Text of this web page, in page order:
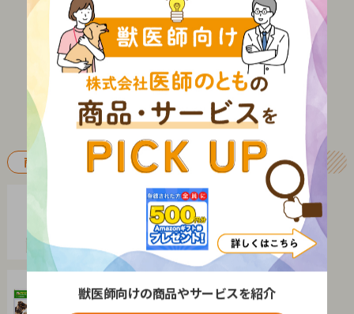
商品PICKUP
医療機器
生物顕微鏡カメラセット
メイジテクノ株式会社
ペットクルーカルテ７
獣医師向けの商品やサービスを紹介